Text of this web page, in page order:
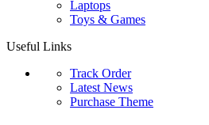
Laptops
Toys & Games
Useful Links
Track Order
Latest News
Purchase Theme